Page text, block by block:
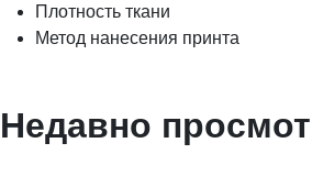
Плотность ткани
Метод нанесения принта
Недавно